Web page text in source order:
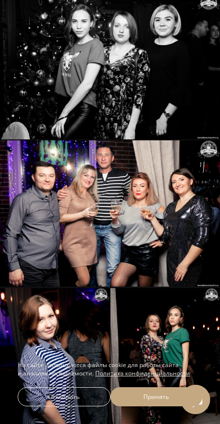
На сайте используются файлы cookie для работы сайта
и анализа посещаемости.Политика конфиденциальности
Отклонить Принять